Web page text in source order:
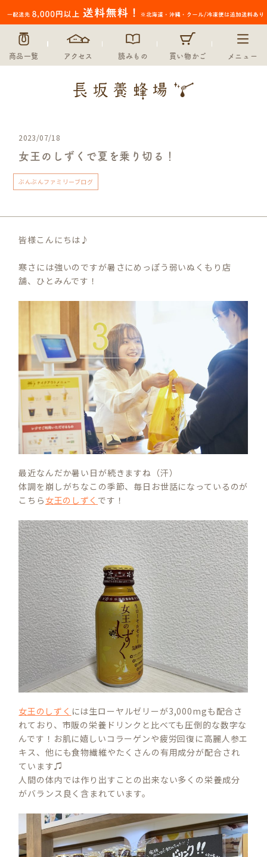
商品一覧 アクセス 読みもの 買い物かご メニュー
2023/07/18
女王のしずくで夏を乗り切る！
ぶんぶんファミリーブログ
皆様こんにちは♪
寒さには強いのですが暑さにめっぽう弱いぬくもり店
舗、ひとみんです！
最近なんだか暑い日が続きますね（汗）
体調を崩しがちなこの季節、毎日お世話になっているのが
こちら 女王のしずく です！
女王のしずく には生ローヤルゼリーが3,000mgも配合さ
れており、市販の栄養ドリンクと比べても圧倒的な数字な
んです！お肌に嬉しいコラーゲンや疲労回復に高麗人参エ
キス、他にも食物繊維やたくさんの有用成分が配合され
ています♫
人間の体内では作り出すことの出来ない多くの栄養成分
がバランス良く含まれています。